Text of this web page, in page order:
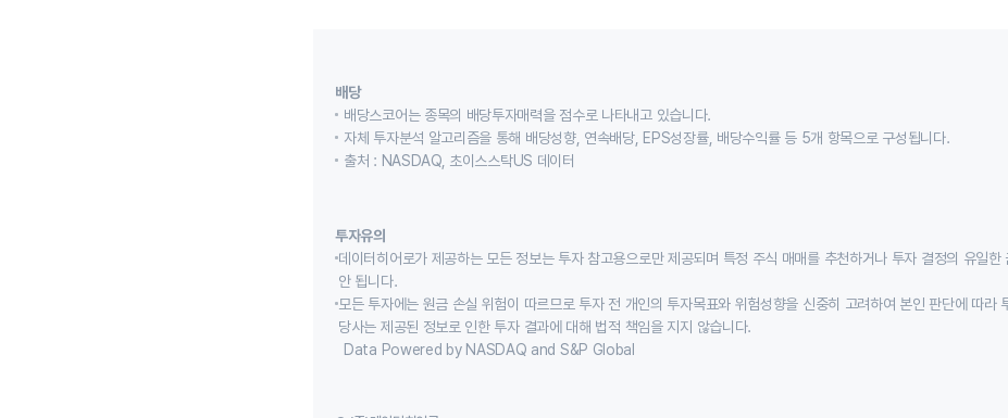
배당
배당스코어는 종목의 배당투자매력을 점수로 나타내고 있습니다.
자체 투자분석 알고리즘을 통해 배당성향, 연속배당, EPS성장률, 배당수익률 등 5개 항목으로 구성됩니다.
출처 : NASDAQ, 초이스스탁US 데이터
투자유의
데이터히어로가 제공하는 모든 정보는 투자 참고용으로만 제공되며 특정 주식 매매를 추천하거나 투자 결정의 유일한
안 됩니다.
모든 투자에는 원금 손실 위험이 따르므로 투자 전 개인의 투자목표와 위험성향을 신중히 고려하여 본인 판단에 따라
당사는 제공된 정보로 인한 투자 결과에 대해 법적 책임을 지지 않습니다.
Data Powered by NASDAQ and S&P Global